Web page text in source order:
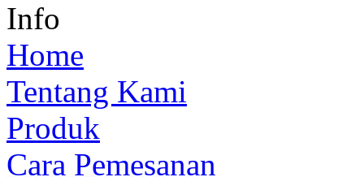
Info
Home
Tentang Kami
Produk
Cara Pemesanan